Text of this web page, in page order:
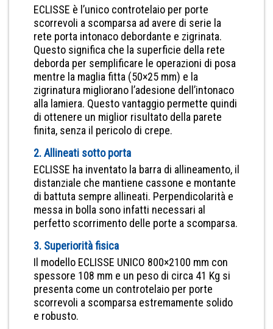
ECLISSE è l’unico controtelaio per porte
scorrevoli a scomparsa ad avere di serie la
rete porta intonaco debordante e zigrinata.
Questo significa che la superficie della rete
deborda per semplificare le operazioni di posa
mentre la maglia fitta (50×25 mm) e la
zigrinatura migliorano l’adesione dell’intonaco
alla lamiera. Questo vantaggio permette quindi
di ottenere un miglior risultato della parete
finita, senza il pericolo di crepe.
2. Allineati sotto porta
ECLISSE ha inventato la barra di allineamento, il
distanziale che mantiene cassone e montante
di battuta sempre allineati. Perpendicolarità e
messa in bolla sono infatti necessari al
perfetto scorrimento delle porte a scomparsa.
3. Superiorità fisica
Il modello ECLISSE UNICO 800×2100 mm con
spessore 108 mm e un peso di circa 41 Kg si
presenta come un controtelaio per porte
scorrevoli a scomparsa estremamente solido
e robusto.